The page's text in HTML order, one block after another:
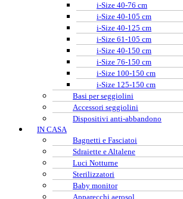
i-Size 40-76 cm
i-Size 40-105 cm
i-Size 40-125 cm
i-Size 61-105 cm
i-Size 40-150 cm
i-Size 76-150 cm
i-Size 100-150 cm
i-Size 125-150 cm
Basi per seggiolini
Accessori seggiolini
Dispositivi anti-abbandono
IN CASA
Bagnetti e Fasciatoi
Sdraiette e Altalene
Luci Notturne
Sterilizzatori
Baby monitor
Apparecchi aerosol